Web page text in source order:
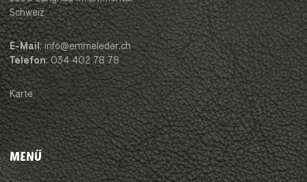
Schweiz
E-Mail: info@emmeleder.ch
Telefon: 034 402 78 78
Karte
MENÜ